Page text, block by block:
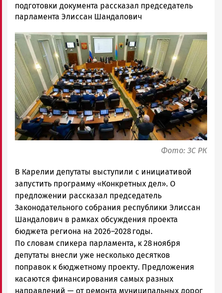
и
Карелии
Петрозаводск
ГОВОРИТ
подготовки документа рассказал председатель
парламента Элиссан Шандалович
Image
Фото: ЗС РК
В Карелии депутаты выступили с инициативой
запустить программу «Конкретных дел». О
предложении рассказал председатель
Законодательного собрания республики Элиссан
Шандалович в рамках обсуждения проекта
бюджета региона на 2026–2028 годы.
По словам спикера парламента, к 28 ноября
депутаты внесли уже несколько десятков
поправок к бюджетному проекту. Предложения
касаются финансирования самых разных
направлений — от ремонта муниципальных дорог